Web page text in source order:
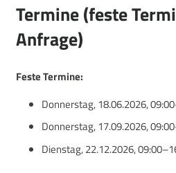
Termine (feste
Anfrage)
Feste Termine:
Donnerstag, 18.06.2026,
Donnerstag, 17.09.2026,
Dienstag, 22.12.2026,